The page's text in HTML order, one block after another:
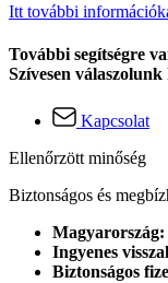
Itt további
További segítségre
Szívesen válaszolunk
Kapcsolat
Ellenőrzött minőség
Biztonságos és
Ingyenes
Biztonságos